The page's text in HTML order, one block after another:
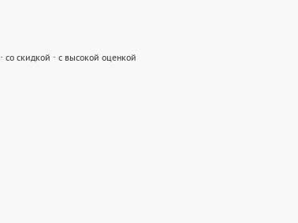
· со скидкой · с высокой оценкой